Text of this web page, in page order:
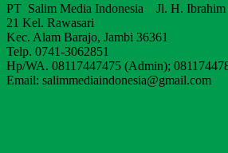
PT Salim Media Indonesia Jl. H. Ibrahim
21 Kel. Rawasari
Kec. Alam Barajo, Jambi 36361
Telp. 0741-3062851
Hp/WA. 08117447475 (Admin);
Email: salimmediaindonesia@gmail.com